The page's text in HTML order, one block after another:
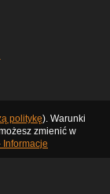
politykę). Warunki
zmienić w
Informacje